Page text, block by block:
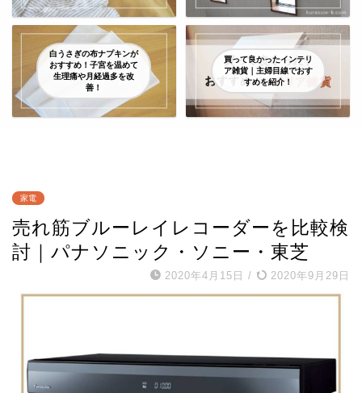
白うさぎの布ナプキンが
おすすめ！子宮を温めて
生理痛や月経過多を改
善！
買って良かったインテリ
ア雑貨｜主婦目線でおす
すめを紹介！
家電
売れ筋ブルーレイレコーダーを比較検
討｜パナソニック・ソニー・東芝
2020年4月15日 / 2020年9月29日